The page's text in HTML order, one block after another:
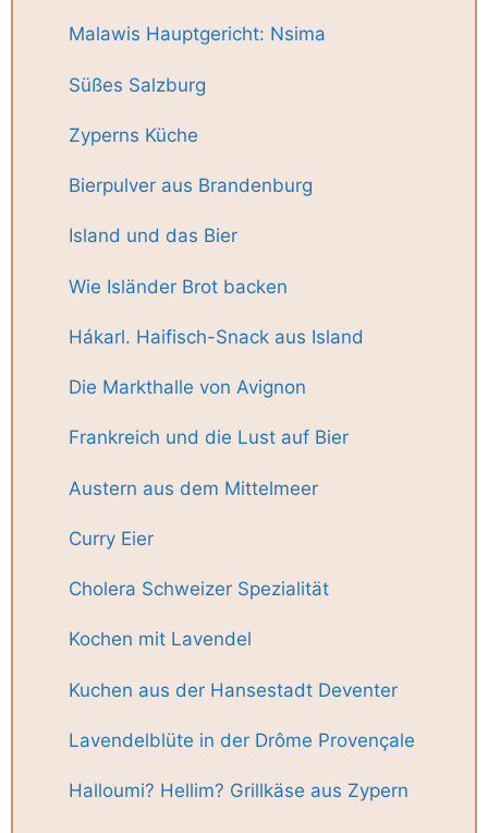
Malawis Hauptgericht: Nsima
Süßes Salzburg
Zyperns Küche
Bierpulver aus Brandenburg
Island und das Bier
Wie Isländer Brot backen
Hákarl. Haifisch-Snack aus Island
Die Markthalle von Avignon
Frankreich und die Lust auf Bier
Austern aus dem Mittelmeer
Curry Eier
Cholera Schweizer Spezialität
Kochen mit Lavendel
Kuchen aus der Hansestadt Deventer
Lavendelblüte in der Drôme Provençale
Halloumi? Hellim? Grillkäse aus Zypern